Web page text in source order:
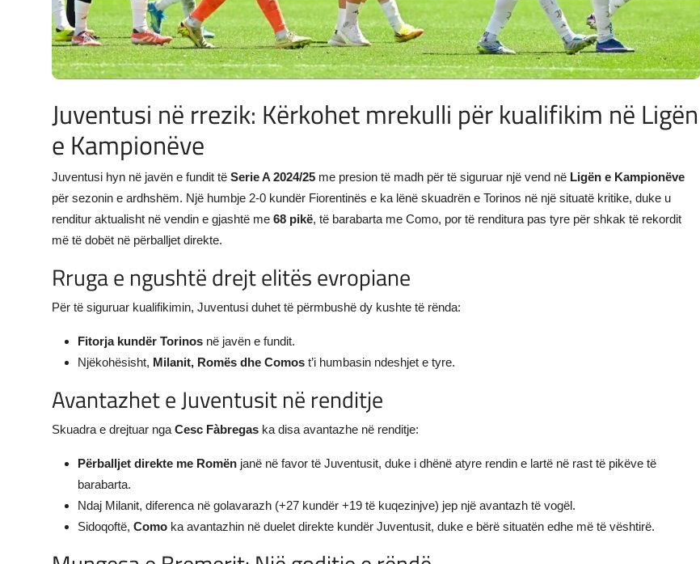
Juventusi në rrezik: Kërkohet mrekulli për kualifikim në Ligën
e Kampionëve
Juventusi hyn në javën e fundit të Serie A 2024/25 me presion të madh për të siguruar një vend në Ligën e Kampionëve
për sezonin e ardhshëm. Një humbje 2-0 kundër Fiorentinës e ka lënë skuadrën e Torinos në një situatë kritike, duke u
renditur aktualisht në vendin e gjashtë me 68 pikë, të barabarta me Como, por të renditura pas tyre për shkak të rekordit
më të dobët në përballjet direkte.
Rruga e ngushtë drejt elitës evropiane
Për të siguruar kualifikimin, Juventusi duhet të përmbushë dy kushte të rënda:
Fitorja kundër Torinos në javën e fundit.
Njëkohësisht, Milanit, Romës dhe Comos t’i humbasin ndeshjet e tyre.
Avantazhet e Juventusit në renditje
Skuadra e drejtuar nga Cesc Fàbregas ka disa avantazhe në renditje:
Përballjet direkte me Romën janë në favor të Juventusit, duke i dhënë atyre rendin e lartë në rast të pikëve të
barabarta.
Ndaj Milanit, diferenca në golavarazh (+27 kundër +19 të kuqezinjve) jep një avantazh të vogël.
Sidoqoftë, Como ka avantazhin në duelet direkte kundër Juventusit, duke e bërë situatën edhe më të vështirë.